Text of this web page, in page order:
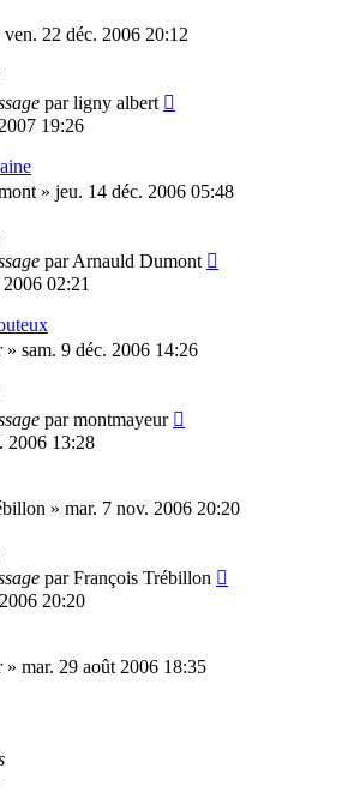
ven. 22 déc. 2006 20:12
parligny albert
19:26
» jeu. 14 déc. 2006 05:48
parArnauld Dumont
02:21
» sam. 9 déc. 2006 14:26
parmontmayeur
2006 13:28
» mar. 7 nov. 2006 20:20
parFrançois Trébillon
20:20
» mar. 29 août 2006 18:35